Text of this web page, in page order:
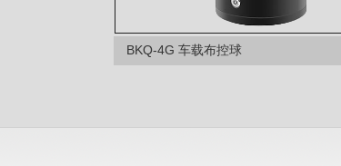
BKQ-4G 车载布控球